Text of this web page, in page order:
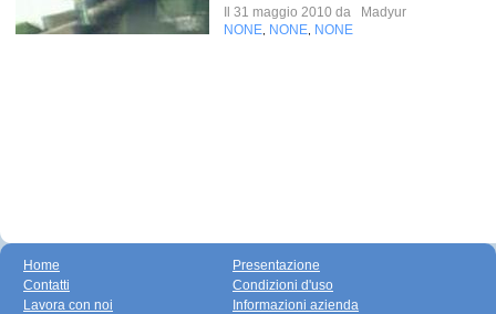
Il 31 maggio 2010 da
Madyur
NONE NONE NONE
Home
Contatti
Lavora con noi
Presentazione
Condizioni d'uso
Informazioni azienda